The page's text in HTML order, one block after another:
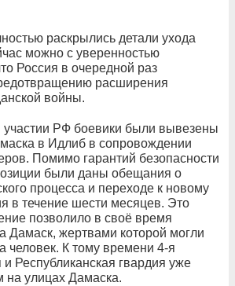
раскрылись детали ухода
можно с уверенностью
Россия в очередной раз
расширения
войны.
участии РФ боевики были вывезены
в Идлиб в сопровождении
Помимо гарантий безопасности
были даны обещания о
процесса и переходе к новому
в течение шести месяцев. Это
позволило в своё время
Дамаск, жертвами которой могли
человек. К тому времени 4-я
и Республиканская гвардия уже
на улицах Дамаска.